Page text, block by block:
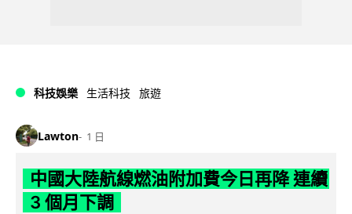
科技娛樂 生活科技 旅遊
Lawton 1 日
中國大陸航線燃油附加費今日再降 連續
3 個月下調